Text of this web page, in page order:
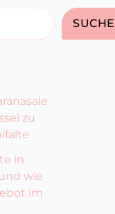
zu
in
wie
im